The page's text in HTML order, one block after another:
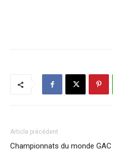
Article précédent
Championnats du monde GAC